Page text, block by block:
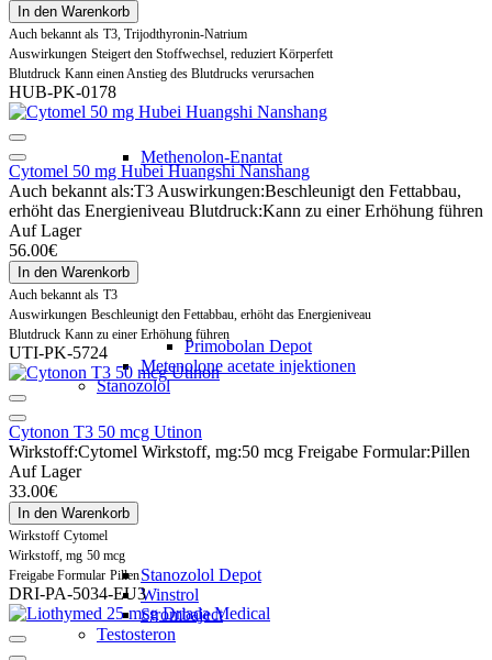
Methenolon-Enantat
Primobolan Depot
Metenolone acetate injektionen
Stanozolol
Stanozolol Depot
Winstrol
Strombaject
Testosteron
In den Warenkorb
Auch bekannt als T3, Trijodthyronin-Natrium
Auswirkungen Steigert den Stoffwechsel, reduziert Körperfett
Blutdruck Kann einen Anstieg des Blutdrucks verursachen
HUB-PK-0178
Cytomel 50 mg Hubei Huangshi Nanshang
Auch bekannt als:T3 Auswirkungen:Beschleunigt den Fettabbau,
erhöht das Energieniveau Blutdruck:Kann zu einer Erhöhung führen
Auf Lager
56.00€
In den Warenkorb
Auch bekannt als T3
Auswirkungen Beschleunigt den Fettabbau, erhöht das Energieniveau
Blutdruck Kann zu einer Erhöhung führen
UTI-PK-5724
Cytonon T3 50 mcg Utinon
Wirkstoff:Cytomel Wirkstoff, mg:50 mcg Freigabe Formular:Pillen
Auf Lager
33.00€
In den Warenkorb
Wirkstoff Cytomel
Wirkstoff, mg 50 mcg
Freigabe Formular Pillen
DRI-PA-5034-EU3